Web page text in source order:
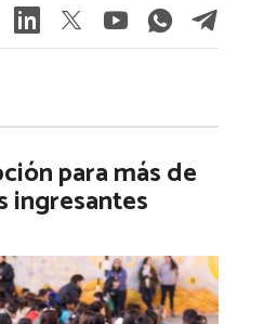
para más de
ingresantes